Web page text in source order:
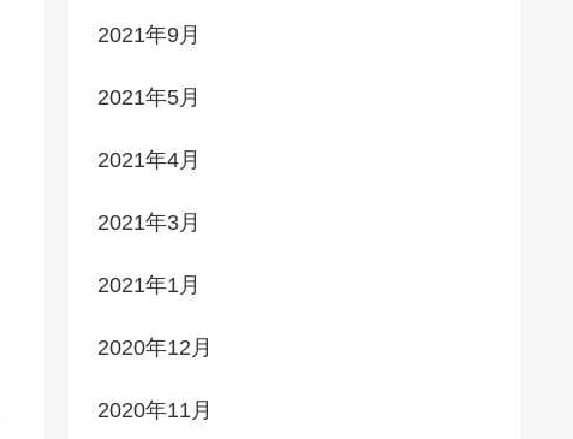
2021年9月
2021年5月
2021年4月
2021年3月
2021年1月
2020年12月
2020年11月